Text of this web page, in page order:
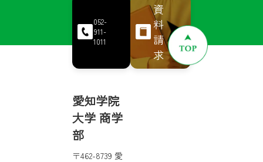
052-
911-
1011
資
料
請
求
愛知学院
大学 商学
部
〒462-8739 愛